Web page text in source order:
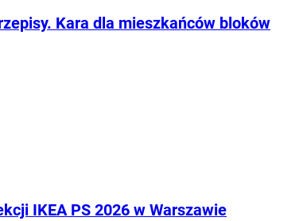
Kara dla mieszkańców bloków
IKEA PS 2026 w Warszawie